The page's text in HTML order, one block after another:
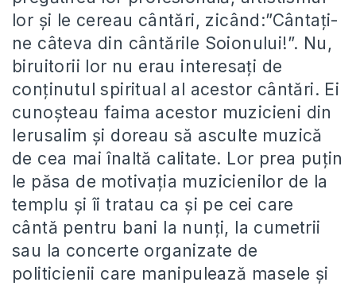
lor și le cereau cântări, zicând:”Cântați-
ne câteva din cântările Soionului!”. Nu,
biruitorii lor nu erau interesați de
conținutul spiritual al acestor cântări. Ei
cunoșteau faima acestor muzicieni din
Ierusalim și doreau să asculte muzică
de cea mai înaltă calitate. Lor prea puțin
le păsa de motivația muzicienilor de la
templu și îi tratau ca și pe cei care
cântă pentru bani la nunți, la cumetrii
sau la concerte organizate de
politicienii care manipulează masele și